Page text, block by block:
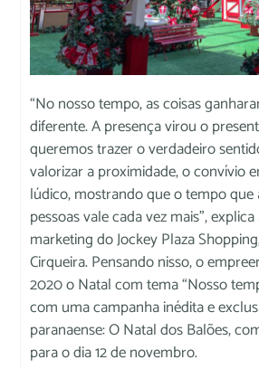
“No nosso tempo, as coisas
diferente. A presença virou o
queremos trazer o verdadeiro
valorizar a proximidade, o convívio
lúdico, mostrando que o tempo que
pessoas vale cada vez mais”,
marketing do Jockey Plaza
Cirqueira. Pensando nisso, o
2020 o Natal com tema “Nosso
com uma campanha inédita e
paranaense: O Natal dos Balões,
para o dia 12 de novembro.